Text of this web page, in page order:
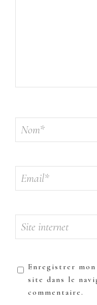
Enregistrer
site dans le
commentaire.